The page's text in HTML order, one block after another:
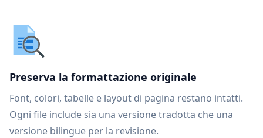
Preserva la formattazione originale
Font, colori, tabelle e layout di pagina restano intatti.
Ogni file include sia una versione tradotta che una
versione bilingue per la revisione.